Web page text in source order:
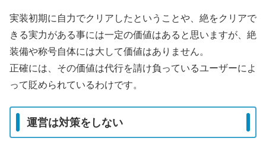
実装初期に自力でクリアしたということや、絶をクリアで
きる実力がある事には一定の価値はあると思いますが、絶
装備や称号自体には大して価値はありません。
正確には、その価値は代行を請け負っているユーザーによ
って貶められているわけです。
運営は対策をしない